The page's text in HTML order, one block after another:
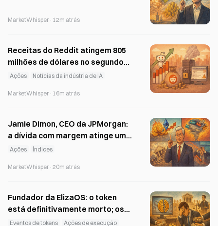
MarketWhisper · 12m atrás
Receitas do Reddit atingem 805
milhões de dólares no segundo
trimestre; empresa anuncia
limitações na versão antiga do
Ações Notícias da indústria de IA
MarketWhisper · 16m atrás
Jamie Dimon, CEO da JPMorgan:
a dívida com margem atinge um
máximo histórico e enumera
alavancagem
Ações Índices
MarketWhisper · 20m atrás
Fundador da ElizaOS: o token
está definitivamente morto; os
fundos remanescentes da
Eventos de tokens Ações de execução